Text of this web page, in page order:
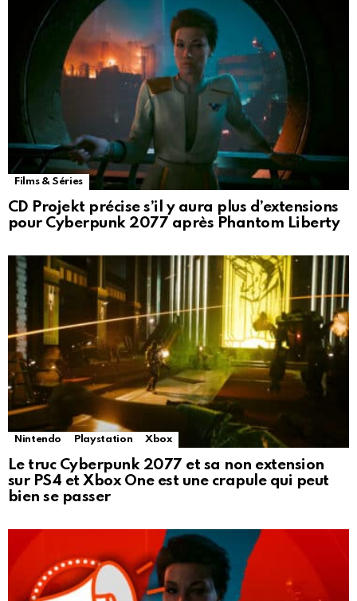
Films & Séries
CD Projekt précise s’il y aura plus d’extensions
pour Cyberpunk 2077 après Phantom Liberty
Nintendo Playstation Xbox
Le truc Cyberpunk 2077 et sa non extension
sur PS4 et Xbox One est une crapule qui peut
bien se passer